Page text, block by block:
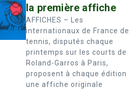
la première affiche
AFFICHES – Les
internationaux de France de
tennis, disputés chaque
printemps sur les courts de
Roland-Garros à Paris,
proposent à chaque édition
une affiche originale